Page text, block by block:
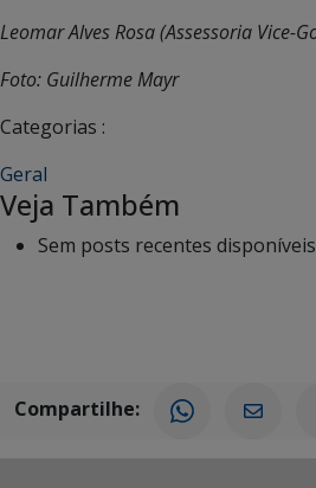
Leomar Alves Rosa (Assessoria Vice-
Foto: Guilherme Mayr
Categorias :
Geral
Veja Também
Sem posts recentes
Compartilhe: